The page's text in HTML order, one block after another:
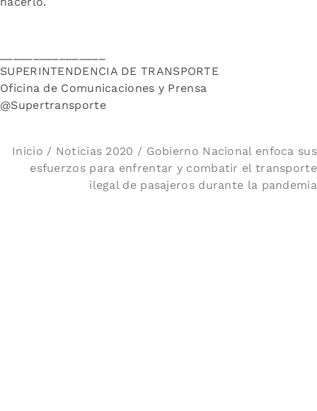
SUPERINTENDENCIA DE TRANSPORTE
Oficina de Comunicaciones y Prensa
@Supertransporte
Inicio / Noticias 2020 / Gobierno Nacional enfoca sus
esfuerzos para enfrentar y combatir el transporte
ilegal de pasajeros durante la pandemia